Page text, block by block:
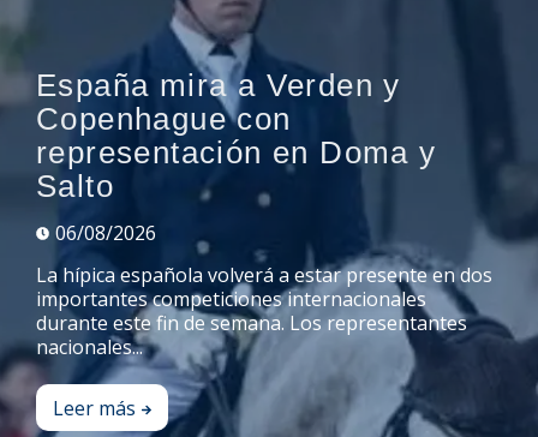
España mira a Verden y
Copenhague con
representación en Doma y
Salto
06/08/2026
La hípica española volverá a estar presente en dos
importantes competiciones internacionales
durante este fin de semana. Los representantes
nacionales...
Leer más